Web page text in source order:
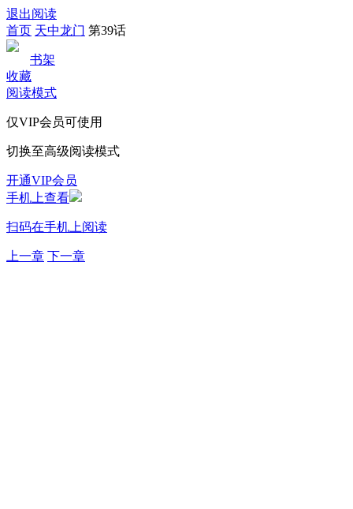
退出阅读
首页 天中龙门 第39话
书架
收藏
阅读模式
仅VIP会员可使用
切换至高级阅读模式
开通VIP会员
手机上查看
扫码在手机上阅读
上一章 下一章